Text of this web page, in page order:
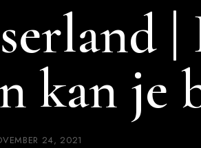
|
kan je
24, 2021